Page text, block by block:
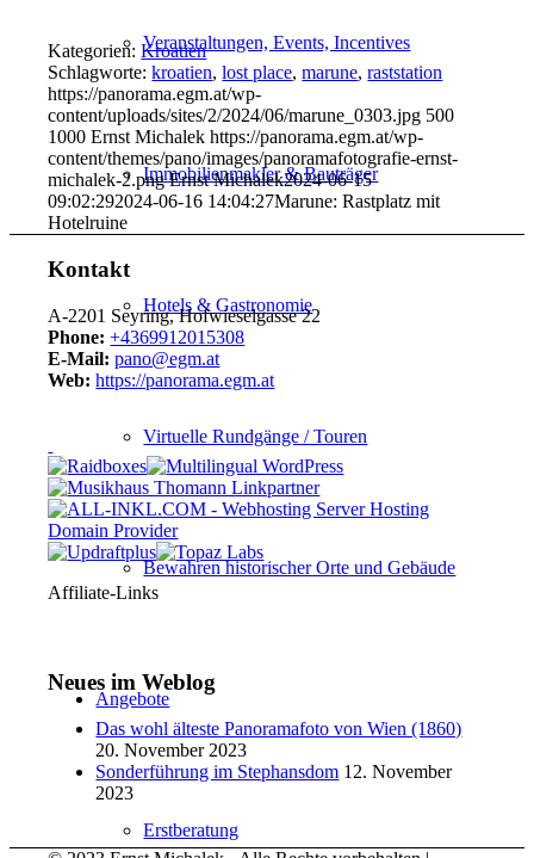
Veranstaltungen, Events, Incentives
Immobilienmakler & Bauträger
Hotels & Gastronomie
Virtuelle Rundgänge / Touren
Bewahren historischer Orte und Gebäude
Angebote
Erstberatung
Kategorien:Kroatien
Schlagworte:kroatien,lost place,marune,raststation
https://panorama.egm.at/wp-
content/uploads/sites/2/2024/06/marune_0303.jpg 500
1000 Ernst Michalek https://panorama.egm.at/wp-
content/themes/pano/images/panoramafotografie-ernst-
michalek-2.png Ernst Michalek2024-06-15
09:02:292024-06-16 14:04:27Marune: Rastplatz mit
Hotelruine
Kontakt
A-2201 Seyring, Hofwieselgasse 22
Phone: +4369912015308
E-Mail: pano@egm.at
Web: https://panorama.egm.at
Affiliate-Links
Neues im Weblog
Das wohl älteste Panoramafoto von Wien (1860)
20. November 2023
Sonderführung im Stephansdom 12. November
2023